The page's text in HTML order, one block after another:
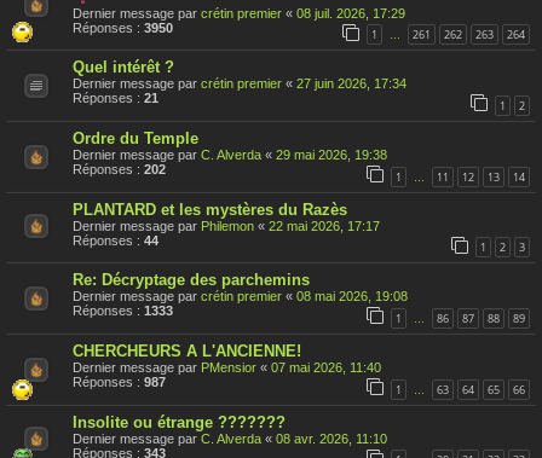
e
s
e
t
a
é
r
a
o
r
t
Dernier message par crétin premier « 08 juil. 2026, 17:29
Réponses : 3950 1 … 261 262 263 264
Quel intérêt ?
Dernier message par crétin premier « 27 juin 2026, 17:34
Réponses : 21 1 2
Ordre du Temple
Dernier message par C. Alverda « 29 mai 2026, 19:38
Réponses : 202 1 11 12 13 14
PLANTARD et les mystères du Razès
Dernier message par Philemon « 22 mai 2026, 17:17
Réponses : 44 1 2 3
Re: Décryptage des parchemins
Dernier message par crétin premier « 08 mai 2026, 19:08
Réponses : 1333 1 86 87 88 89
CHERCHEURS A L'ANCIENNE!
Dernier message par PMensior « 07 mai 2026, 11:40
Réponses : 987 1 63 64 65 66
Insolite ou étrange ???????
Dernier message par C. Alverda « 08 avr. 2026, 11:10
Réponses : 343